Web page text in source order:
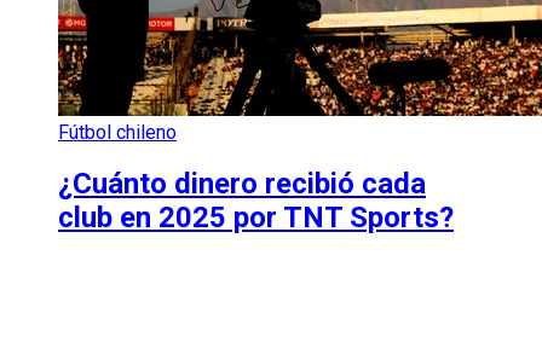
Fútbol chileno
¿Cuánto dinero recibió cada
club en 2025 por TNT Sports?